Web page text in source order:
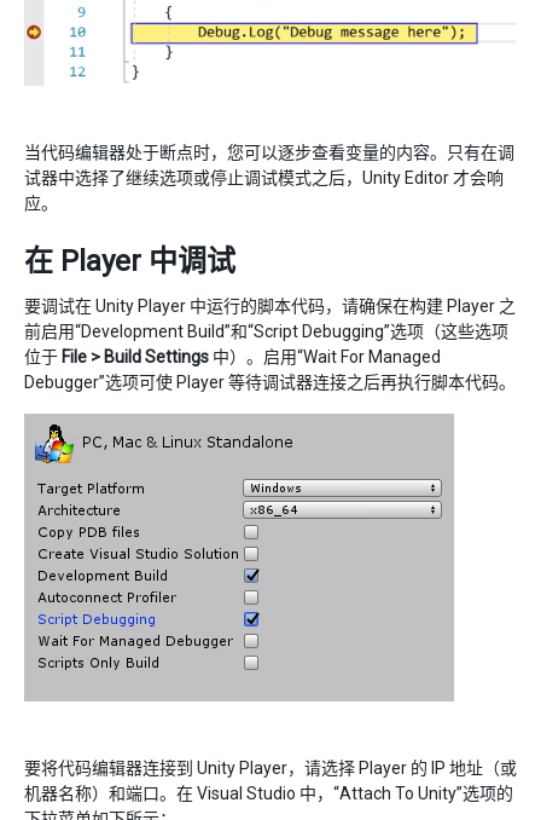
当代码编辑器处于断点时，您可以逐步查看变量的内容。只有在调
试器中选择了继续选项或停止调试模式之后，Unity Editor 才会响
应。
在 Player 中调试
要调试在 Unity Player 中运行的脚本代码，请确保在构建 Player 之
前启用“Development Build”和“Script Debugging”选项（这些选项
位于 File > Build Settings 中）。启用“Wait For Managed
Debugger”选项可使 Player 等待调试器连接之后再执行脚本代码。
要将代码编辑器连接到 Unity Player，请选择 Player 的 IP 地址（或
机器名称）和端口。在 Visual Studio 中，“Attach To Unity”选项的